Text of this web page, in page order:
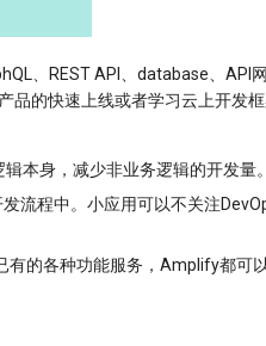
、REST API、database、API
品的快速上线或者学习云上开发
本身，减少非业务逻辑的开发量。
流程中。小应用可以不关注
有的各种功能服务，Amplify都可